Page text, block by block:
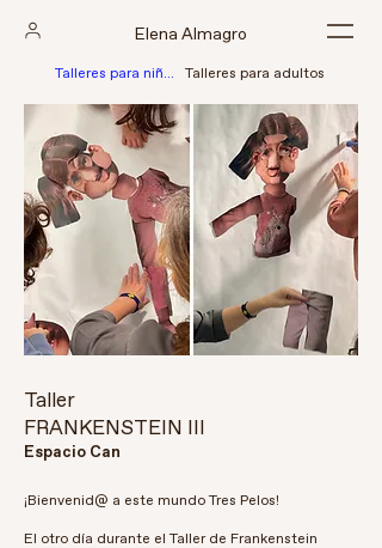
Elena Almagro
Talleres para niñ@s Talleres para adultos
Taller
FRANKENSTEIN III
Espacio Can
¡Bienvenid@ a este mundo Tres Pelos!
El otro día durante el Taller de Frankenstein